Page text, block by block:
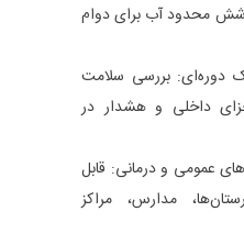
محدود آب برای دوام
دوره‌ای: بررسی سلامت
داخلی و هشدار در
عمومی و درمانی: قابل
مدارس، مراکز